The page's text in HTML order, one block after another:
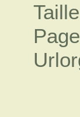
Taille